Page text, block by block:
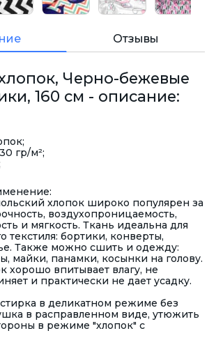
Отзывы
Черно-бежевые
160 см - описание:
гр/м²;
хлопок широко популярен за
воздухопроницаемость,
и мягкость. Ткань идеальна для
текстиля: бортики, конверты,
Также можно сшить и одежду:
майки, панамки, косынки на голову.
хорошо впитывает влагу, не
и практически не дает усадку.
в деликатном режиме без
в расправленном виде, утюжить
в режиме "хлопок" с